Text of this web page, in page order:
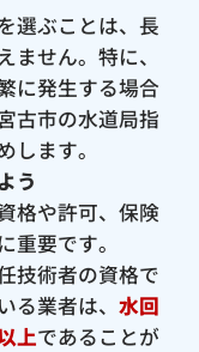
選ぶことは、長
せん。特に、
に発生する場合
古市の水道局指
ます。
う
格や許可、保険
重要です。
技術者の資格で
業者は、 水回
上であることが